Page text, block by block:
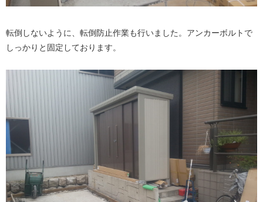
転倒しないように、転倒防止作業も行いました。アンカーボルトで
しっかりと固定しております。